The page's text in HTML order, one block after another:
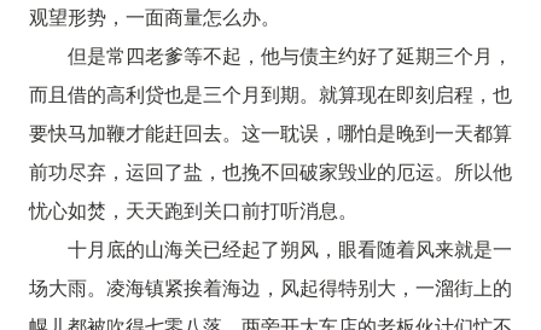
观望形势，一面商量怎么办。
但是常四老爹等不起，他与债主约好了延期三个月，
而且借的高利贷也是三个月到期。就算现在即刻启程，也
要快马加鞭才能赶回去。这一耽误，哪怕是晚到一天都算
前功尽弃，运回了盐，也挽不回破家毁业的厄运。所以他
忧心如焚，天天跑到关口前打听消息。
十月底的山海关已经起了朔风，眼看随着风来就是一
场大雨。凌海镇紧挨着海边，风起得特别大，一溜街上的